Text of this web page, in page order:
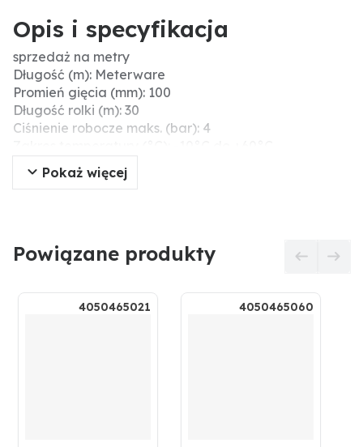
Opis i specyfikacja
sprzedaż na metry
Długość (m): Meterware
Promień gięcia (mm): 100
Długość rolki (m): 30
Ciśnienie robocze maks. (bar): 4
Ø zew. (mm): 109,4
Ø wew. (mm): 100
Próżnia (bar): 0,4
Pokaż więcej
Powiązane produkty
4050465021 4050465060